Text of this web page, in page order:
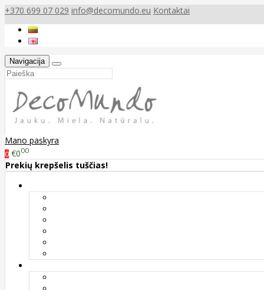
+370 699 07 029 info@decomundo.eu Kontaktai
Navigacija
Mano paskyra
0 €000
Prekių krepšelis tuščias!